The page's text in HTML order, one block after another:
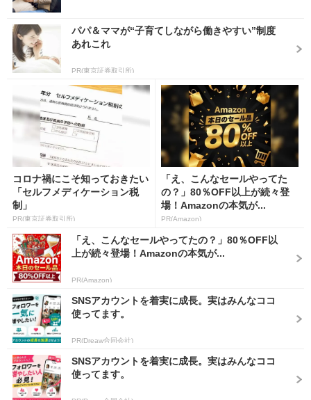
パパ＆ママが“子育てしながら働きやすい”制度
あれこれ
PR(東京証券取引所)
コロナ禍にこそ知っておきたい
「セルフメディケーション税
制」
PR(東京証券取引所)
「え、こんなセールやってた
の？」80％OFF以上が続々登
場！Amazonの本気が...
PR(Amazon)
「え、こんなセールやってたの？」80％OFF以
上が続々登場！Amazonの本気が...
PR(Amazon)
SNSアカウントを着実に成長。実はみんなココ
使ってます。
PR(Dreaw合同会社)
SNSアカウントを着実に成長。実はみんなココ
使ってます。